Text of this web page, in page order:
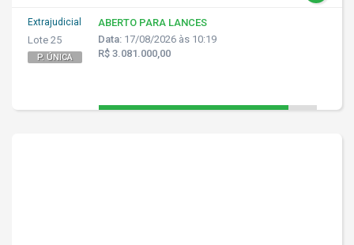
Extrajudicial
Lote 25
P. ÚNICA
ABERTO PARA LANCES
Data: 17/08/2026 às 10:19
R$ 3.081.000,00